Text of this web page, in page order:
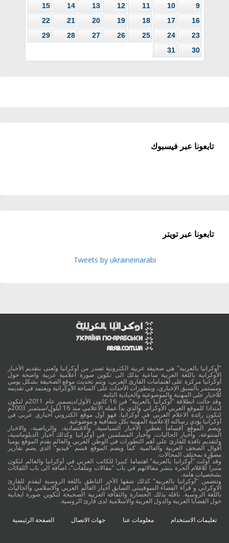
9
10
11
12
13
14
15
16
17
18
19
20
21
22
23
24
25
26
27
28
29
30
31
تابعونا عبر فيسبوك
تابعونا عبر تويتر
Tweets by ukraineinarabi
"أوكرانيا بالعربية" هي صحيفة عربية الكترونية تصدر من أوكرانيا وتُعنى بتقديم الأخبار
الأوكرانية باللغة العربية ساعية بذلك الى تكوين صورة اعلامية عربية واضحة حول
أوكرانيا مركزة على اهتمامات القارئ العربي، ويتم تحديث موقع الصحيفة بشكل يومي
ومستمر بالسبق الإخباري، وبتطورات الأحداث على الساحة الأوكرانية ويعتمد في تقديمه
للاخبار على المهنية والموضوعية والحيادية التامة.
وقد جائت انطلاقة "أوكرانيا بالعربية" في 16 كانون الأول/ديسمبر عام 2011م لتكون
امتدادا للموقع العربي الاوكراني والذي بدأ عمله الاعلامي منذ 16 أيلول/سبتمبر 2003م
لتكون رائدة الاعلام العربي في أوكرانيا. فهو أول موقع الكتروني أخباري عربي في
أوكرانيا يؤدي رسالته الاعلامية المهنية بكل شفافية و موضوعية.
ويضم الموقع أقساماً تغطي: الأخبار السياسية، والاقتصادية، والرياضية، والاخبار
المتنوعة، وأخبار الجاليات، وأخبار المسلمين في أوكرانيا وكذلك أخبار الدبلوماسية،
ولتقديم نافذة للقارئ على أهم التطورات في الوطن العربي والعالم يقدم الموقع يوميا
أقوال الصحف العربية والعالمية. كما ويضم الموقع قسم "فيديو" الذي يضم تقارير
مصوَّرة بمختلف المجالات.
وقد أولت "أوكرانيا بالعربية" اهتماما كبيرا للكاتب العربي في أوكرانيا والعالم لتكون
منبرا للاقلام الحرة بنشر مقالاتهم في باب "مقالات وملفات"، اضافة الى باب اللقائات
بشخصيات هامة.
وتتضمن "أوكرانيا بالعربية" كذلك شقها الآخر الناطق باللغة الروسية ليقدم للقارئ
الاوكراني و قراء الفضاء السوفييتي السابق أخبار العالم العربي والاسلامي والجاليات
باللغة الروسية. ناقلة بذلك الحضارة والثقافة العربية الصحيحة لتكوين صورة ايجابية
حول القضايا العربية والدول العربية والاسلامية لدى قارئ الروسية.
تعليمات الاستخدام معلومات عنا جهات الاتصال الصفحة الرئيسية